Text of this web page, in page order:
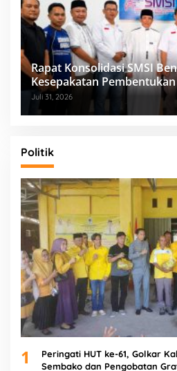
Rapat Konsolidasi SMSI
Kesepakatan
Kolaboratif
Juli 31, 2026
Politik
1
Peringati HUT ke-61, Golkar
Sembako dan Pengobatan